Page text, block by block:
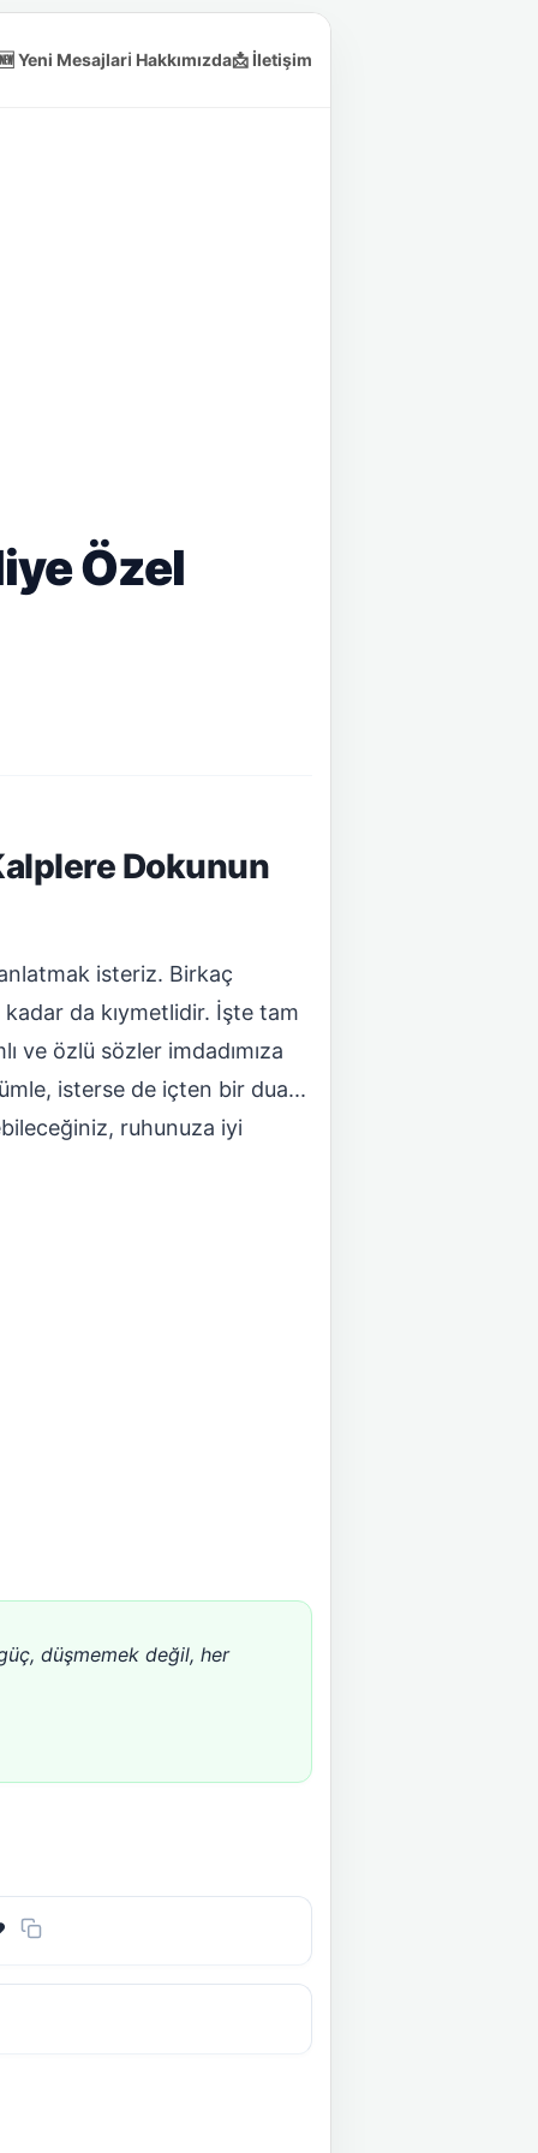
Yeni Mesajlarℹ️ Hakkımızda📩 İletişim
Özel
Dokunun
isteriz. Birkaç
kadar da kıymetlidir. İşte tam
ve özlü sözler imdadımıza
isterse de içten bir dua...
ruhunuza iyi
düşmemek değil, her